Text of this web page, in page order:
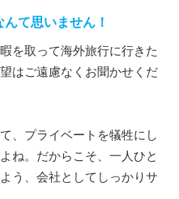
て思いません！
を取って海外旅行に行きた
はご遠慮なくお聞かせくだ
、プライベートを犠牲にし
ね。だからこそ、一人ひと
う、会社としてしっかりサ